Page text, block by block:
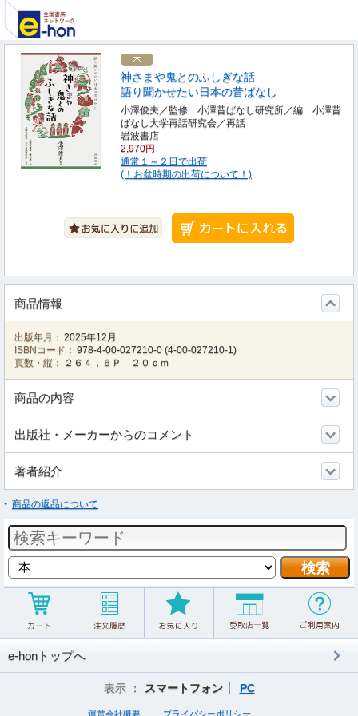
神さまや鬼とのふしぎな話
語り聞かせたい日本の昔ばなし
小澤俊夫／監修 小澤昔ばなし研究所／編 小澤昔
ばなし大学再話研究会／再話
岩波書店
2,970円
通常１～２日で出荷
(！お盆時期の出荷について！)
商品情報
出版年月： 2025年12月
ISBNコード： 978-4-00-027210-0 (4-00-027210-1)
頁数・縦：
２６４，６Ｐ ２０ｃｍ
商品の内容
出版社・メーカーからのコメント
著者紹介
商品の返品について
e-honトップへ
表示 ： スマートフォン PC
運営会社概要 プライバシーポリシー